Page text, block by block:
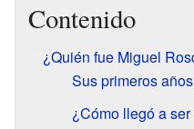
Contenido
¿Quién fue Miguel
Sus primeros
¿Cómo llegó a